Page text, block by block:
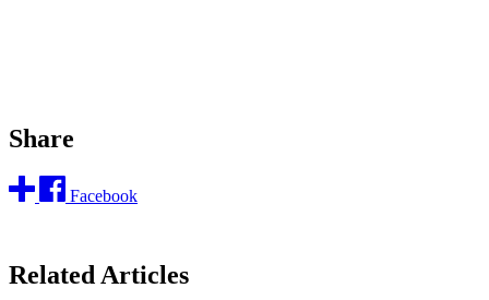
Share
Facebook
Related Articles